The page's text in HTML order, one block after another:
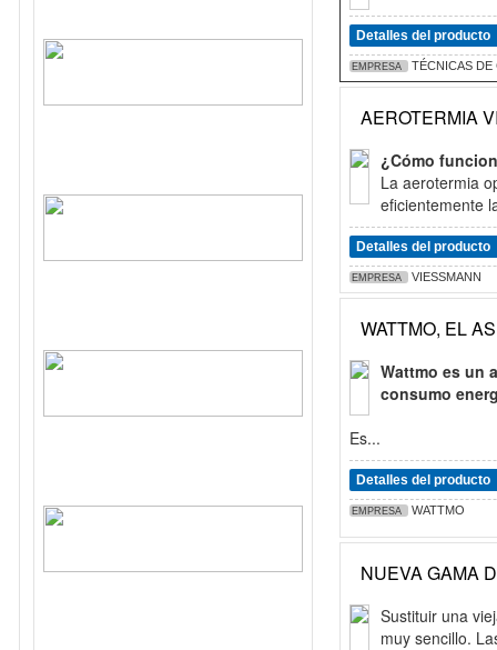
Detalles del producto
EMPRESA TÉCNICAS DE
AEROTERMIA
¿Cómo
La aerotermia
eficientemente
Detalles del producto
EMPRESA VIESSMANN
WATTMO, EL
Wattmo es un
consumo
Es...
Detalles del producto
EMPRESA WATTMO
NUEVA GAMA
Sustituir una
muy sencillo.